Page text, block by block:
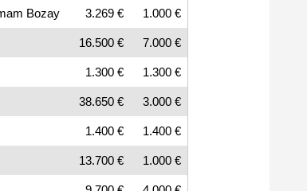
Bozay 3.269 € 1.000 €
16.500 € 7.000 €
1.300 € 1.300 €
38.650 € 3.000 €
1.400 € 1.400 €
13.700 € 1.000 €